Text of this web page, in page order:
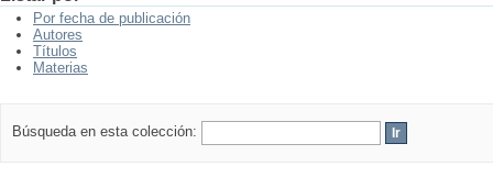
Por fecha de publicación
Autores
Títulos
Materias
Búsqueda en esta colección: